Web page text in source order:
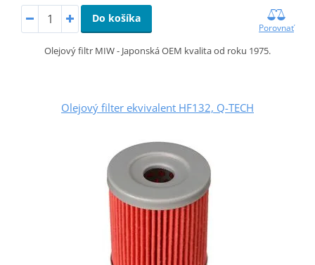
Do košíka
Porovnať
Olejový filtr MIW - Japonská OEM kvalita od roku 1975.
Olejový filter ekvivalent HF132, Q-TECH